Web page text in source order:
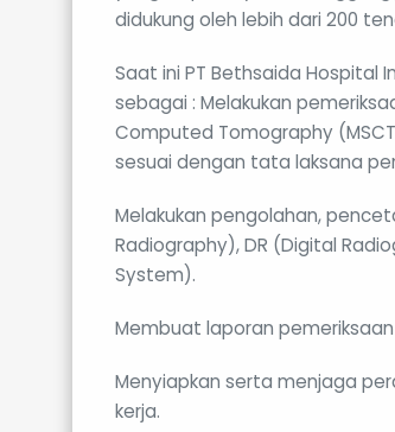
didukung oleh lebih dari 200
Saat ini PT Bethsaida Hospital
sebagai : Melakukan
Computed Tomography
sesuai dengan tata laksana
Melakukan pengolahan,
Radiography), DR (Digital
System).
Membuat laporan
Menyiapkan serta menjaga
kerja.